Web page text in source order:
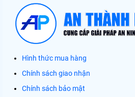
Hình thức mua hàng
Chính sách giao nhận
Chính sách bảo mật